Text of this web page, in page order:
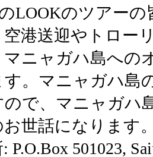
LOOKのツアー
空港送迎やトロー
マニャガハ島への
す。マニャガハ島
ので、マニャガハ
お世話になります
P.O.Box 501023,